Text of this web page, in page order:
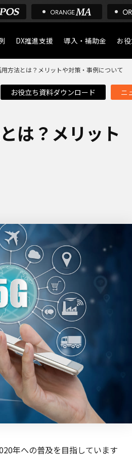
DX推進支援 導入・補助金
導入について
デジタル化・AI導入
お
店
方法とは？メリットや対策・事例について
お役立ち資料ダウンロード ニ
は？メリット
年への普及を目指しています